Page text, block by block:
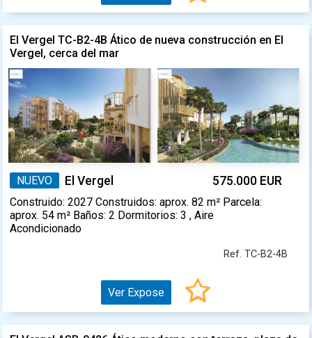
El Vergel TC-B2-4B Ático de nueva construcción en El
Vergel, cerca del mar
NUEVO El Vergel 575.000 EUR
Construido: 2027 Construidos: aprox. 82 m² Parcela:
aprox. 54 m² Baños: 2 Dormitorios: 3 , Aire
Acondicionado
Ref. TC-B2-4B
Ver Expose